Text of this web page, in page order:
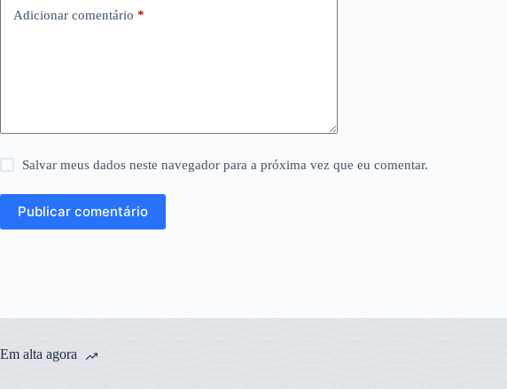
Adicionar comentário *
Salvar meus dados neste navegador para a próxima vez que eu comentar.
Publicar comentário
Em alta agora